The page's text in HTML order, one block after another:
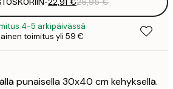
-22,91 €26,95 €
4-5 arkipäivässä
toimitus yli 59 €
punaisella 30x40 cm kehyksellä.